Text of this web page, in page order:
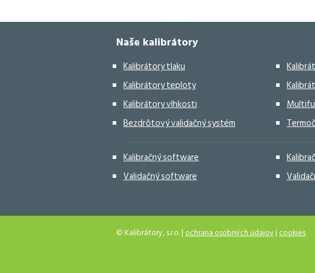
Naše kalibrátory
Kalibrátory tlaku
Kalibrátory teploty
Kalibrátory vlhkosti
Bezdrôtový validačný systém
Kalibračný software
Validačný software
© Kalibrátory, s.r.o. |ochrana osobných údajov|cookies